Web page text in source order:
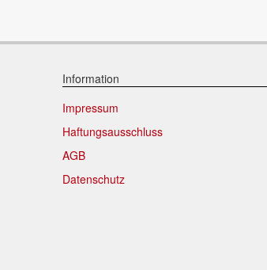
Information
Impressum
Haftungsausschluss
AGB
Datenschutz